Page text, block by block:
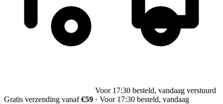
Voor 17:30 besteld, vandaag verstuurd
Gratis verzending vanaf€59 · Voor 17:30 besteld, vandaag